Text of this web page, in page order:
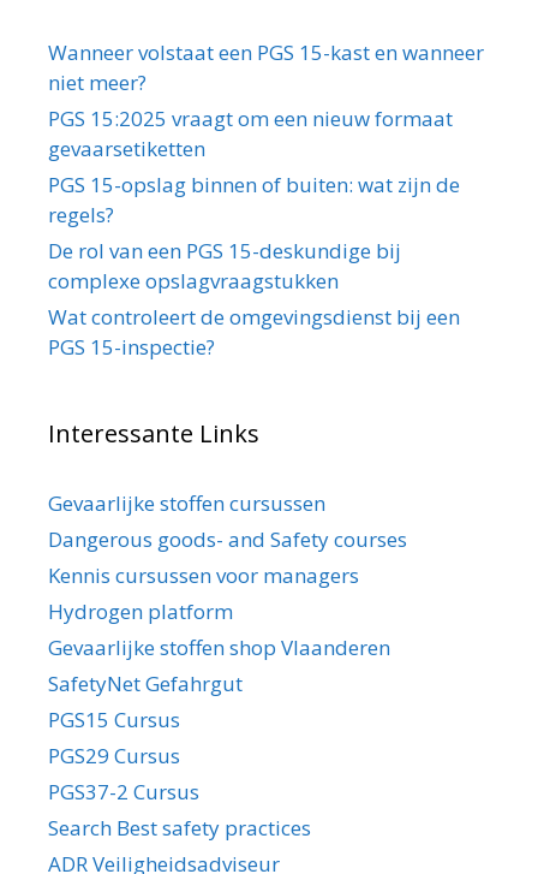
Wanneer volstaat een PGS 15-kast en wanneer
niet meer?
PGS 15:2025 vraagt om een nieuw formaat
gevaarsetiketten
PGS 15-opslag binnen of buiten: wat zijn de
regels?
De rol van een PGS 15-deskundige bij
complexe opslagvraagstukken
Wat controleert de omgevingsdienst bij een
PGS 15-inspectie?
Interessante Links
Gevaarlijke stoffen cursussen
Dangerous goods- and Safety courses
Kennis cursussen voor managers
Hydrogen platform
Gevaarlijke stoffen shop Vlaanderen
SafetyNet Gefahrgut
PGS15 Cursus
PGS29 Cursus
PGS37-2 Cursus
Search Best safety practices
ADR Veiligheidsadviseur